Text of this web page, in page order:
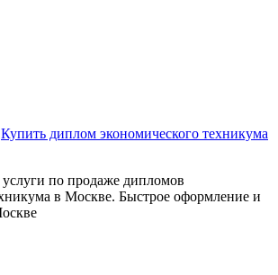
Купить диплом экономического техникума
по продаже дипломов
в Москве. Быстрое оформление и